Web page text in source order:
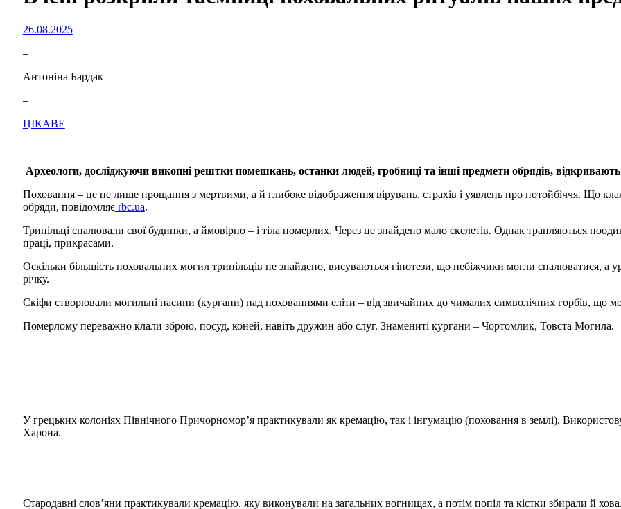
26.08.2025
–
Антоніна Бардак
–
ЦІКАВЕ
Археологи, досліджуючи викопні рештки помешкань, останки людей, гробниці та інші предмети обрядів,
Поховання – це не лише прощання з мертвими, а й глибоке відображення вірувань, страхів і уявлень про потойбіччя. Що
обряди, повідомляєrbc.ua.
Трипільці спалювали свої будинки, а ймовірно – і тіла померлих. Через це знайдено мало скелетів. Однак трапляються
праці, прикрасами.
Оскільки більшість поховальних могил трипільців не знайдено, висуваються гіпотези, що небіжчики могли спалюватися,
річку.
Скіфи створювали могильні насипи (кургани) над похованнями еліти – від звичайних до чималих символічних горбів, що
Померлому переважно клали зброю, посуд, коней, навіть дружин або слуг. Знамениті кургани – Чортомлик, Товста Могила.
У грецьких колоніях Північного Причорномор’я практикували як кремацію, так і інгумацію (поховання в землі).
Харона.
Стародавні слов’яни практикували кремацію, яку виконували на загальних вогнищах, а потім попіл та кістки збирали й